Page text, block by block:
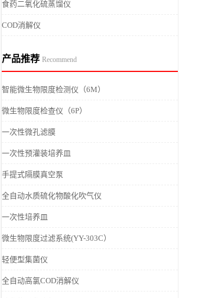
食药二氧化硫蒸馏仪
COD消解仪
产品推荐 Recommend
智能微生物限度检测仪（6M）
微生物限度检查仪（6P）
一次性微孔滤膜
一次性预灌装培养皿
手提式隔膜真空泵
全自动水质硫化物酸化吹气仪
一次性培养皿
微生物限度过滤系统(YY-303C）
轻便型集菌仪
全自动高氯COD消解仪